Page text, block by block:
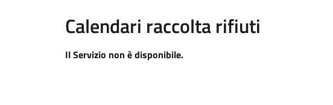
Calendari raccolta rifiuti
Il Servizio non è disponibile.